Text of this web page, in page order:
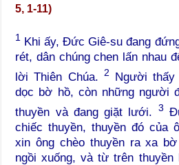
5, 1-11)
1 Khi ấy, Đức Giê-su đang
rét, dân chúng chen lấn nhau
lời Thiên Chúa. 2
Người thấy
dọc bờ hồ, còn những người
thuyền và đang giặt lưới.
3
chiếc thuyền, thuyền đó của
xin ông chèo thuyền ra xa
ngồi xuống, và từ trên thuyền